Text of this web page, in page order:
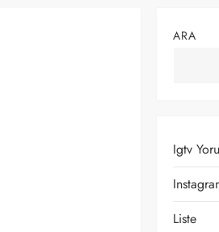
ARA
Igtv
Liste